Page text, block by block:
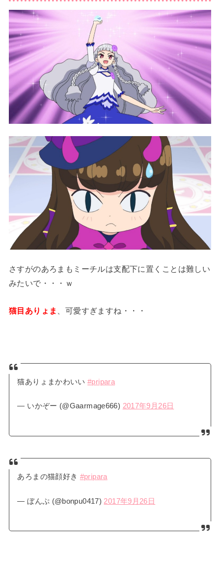
さすがのあろまもミーチルは支配下に置くことは難しい
みたいで・・・ｗ
猫目ありょま 、可愛すぎますね・・・
猫ありょまかわいい#pripara
— いかぞー (@Gaarmage666) 2017年9月26日
あろまの猫顔好き #pripara
— ぼんぷ (@bonpu0417) 2017年9月26日